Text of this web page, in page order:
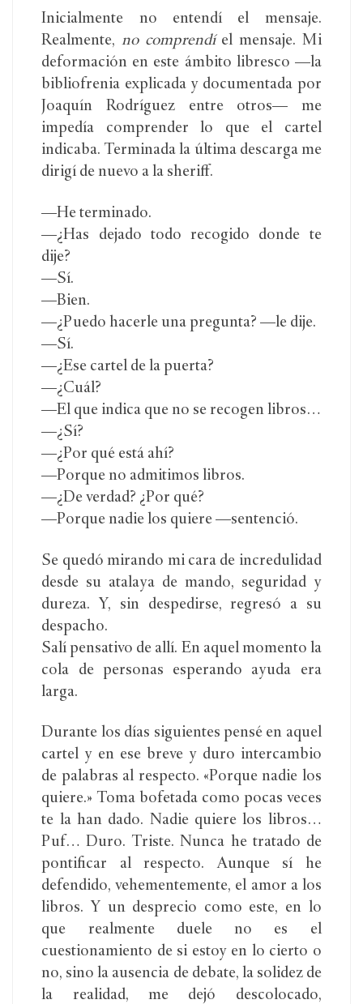
Inicialmente no entendí el mensaje.
Realmente, no comprendíel mensaje. Mi
deformación en este ámbito libresco —la
bibliofrenia explicada y documentada por
Joaquín Rodríguez entre otros— me
impedía comprender lo que el cartel
indicaba. Terminada la última descarga me
dirigí de nuevo a la sheriff.
—He terminado.
—¿Has dejado todo recogido donde te
dije?
—Sí.
—Bien.
—¿Puedo hacerle una pregunta? —le dije.
—Sí.
—¿Ese cartel de la puerta?
—¿Cuál?
—El que indica que no se recogen libros…
—¿Sí?
—¿Por qué está ahí?
—Porque no admitimos libros.
—¿De verdad? ¿Por qué?
—Porque nadie los quiere —sentenció.
Se quedó mirando mi cara de incredulidad
desde su atalaya de mando, seguridad y
dureza. Y, sin despedirse, regresó a su
despacho.
Salí pensativo de allí. En aquel momento la
cola de personas esperando ayuda era
larga.
Durante los días siguientes pensé en aquel
cartel y en ese breve y duro intercambio
de palabras al respecto. «Porque nadie los
quiere.» Toma bofetada como pocas veces
te la han dado. Nadie quiere los libros…
Puf… Duro. Triste. Nunca he tratado de
pontificar al respecto. Aunque sí he
defendido, vehementemente, el amor a los
libros. Y un desprecio como este, en lo
que realmente duele no es el
cuestionamiento de si estoy en lo cierto o
no, sino la ausencia de debate, la solidez de
la realidad, me dejó descolocado,